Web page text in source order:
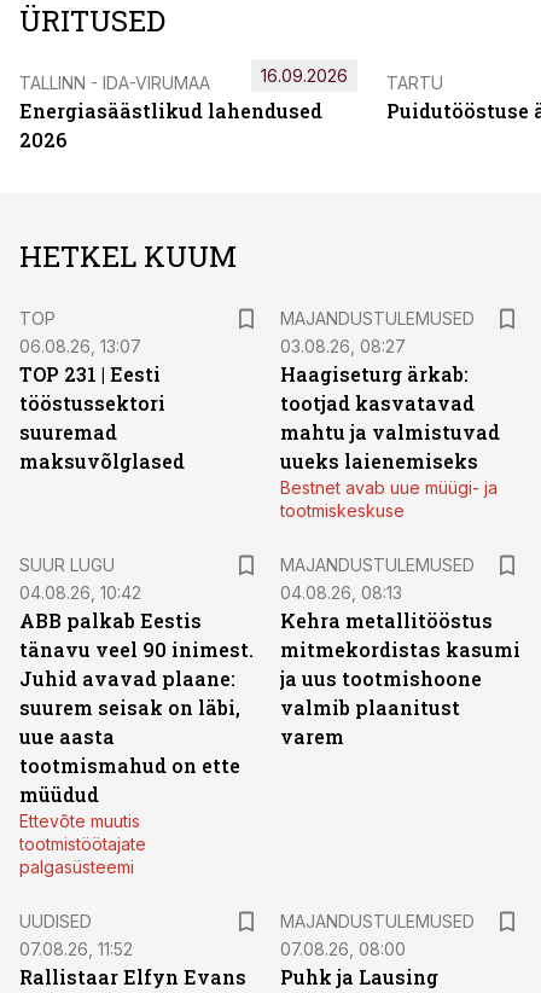
ÜRITUSED
TALLINN - IDA-VIRUMAA
Energiasäästlikud lahendused
2026
16.09.2026 TARTU
Puidutööstuse
HETKEL KUUM
TOP
06.08.26, 13:07
TOP 231 | Eesti
tööstussektori
suuremad
maksuvõlglased
MAJANDUSTULEMUSED
03.08.26, 08:27
Haagiseturg ärkab:
tootjad kasvatavad
mahtu ja valmistuvad
uueks laienemiseks
Bestnet avab uue müügi- ja
tootmiskeskuse
SUUR LUGU
04.08.26, 10:42
ABB palkab Eestis
tänavu veel 90 inimest.
Juhid avavad plaane:
suurem seisak on läbi,
uue aasta
tootmismahud on ette
müüdud
Ettevõte muutis
tootmistöötajate
palgasüsteemi
MAJANDUSTULEMUSED
04.08.26, 08:13
Kehra metallitööstus
mitmekordistas kasumi
ja uus tootmishoone
valmib plaanitust
varem
UUDISED
07.08.26, 11:52
Rallistaar Elfyn Evans
MAJANDUSTULEMUSED
07.08.26, 08:00
Puhk ja Lausing